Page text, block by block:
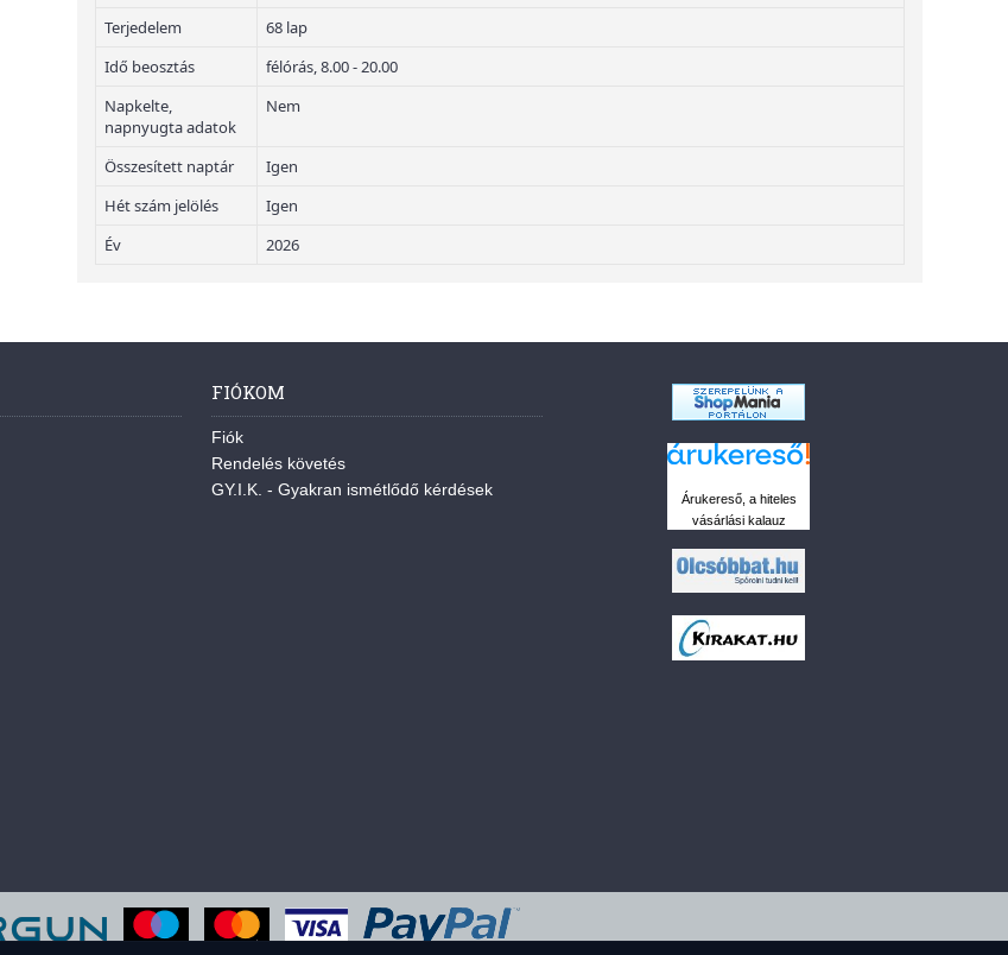
Terjedelem
68 lap
Idő beosztás
félórás, 8.00 - 20.00
Napkelte,
napnyugta adatok
Nem
Összesített naptár
Igen
Hét szám jelölés
Igen
Év
2026
FIÓKOM
Fiók
Rendelés követés
GY.I.K. - Gyakran ismétlődő kérdések
Árukereső, a hiteles
vásárlási kalauz